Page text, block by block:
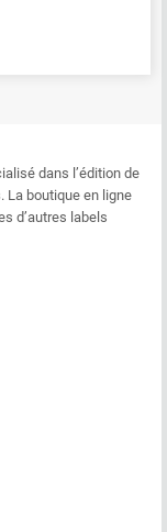
dans l’édition de
. La boutique en ligne
d’autres labels